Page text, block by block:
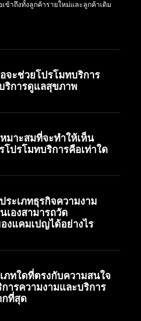
ข้าถึงทั้งลูกค้ารายใหม่และลูกค้าเดิม
จะช่วยโปรโมทบริการ
ริการดูแลสุขภาพ
มาะสมที่จะทำให้เห็น
โปรโมทบริการคือเท่าใด
ระเภทธุรกิจความงาม
เองสามารถวัด
งแคมเปญได้อย่างไร
ภทใดที่ตรงกับความสนใจ
ารความงามและบริการ
ที่สุด